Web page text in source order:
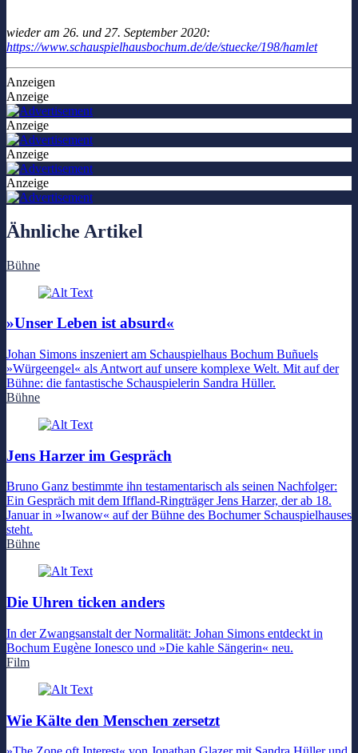
wieder am 26. und 27. September 2020:
https://www.schauspielhausbochum.de/de/stuecke/198/hamlet
Anzeigen
Anzeige
Anzeige
Anzeige
Anzeige
Ähnliche Artikel
Bühne
»Unser Leben ist absurd«
Johan Simons inszeniert am Schauspielhaus Bochum Buñuels
»Würgeengel« als Antwort auf unsere komplexe Welt. Mit auf der
Bühne: die fantastische Schauspielerin Sandra Hüller.
Bühne
Jens Harzer im Gespräch
Bruno Ganz bestimmte ihn testamentarisch als seinen Nachfolger:
Ein Gespräch mit dem Iffland-Ringträger Jens Harzer, der ab 18.
Januar in »Iwanow« auf der Bühne des Bochumer Schauspielhauses
steht.
Bühne
Die Uhren ticken anders
In der Zwangsanstalt der Normalität: Johan Simons entdeckt in
Bochum Eugène Ionesco und »Die kahle Sängerin« neu.
Film
Wie Kälte den Menschen zersetzt